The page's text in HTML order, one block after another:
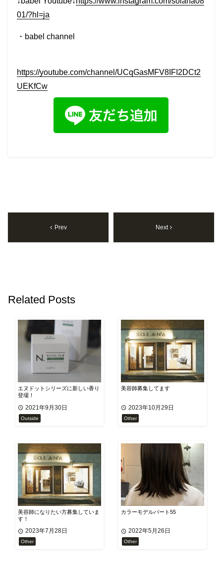
01/?hl=ja
・ babel channel
https://youtube.com/channel/UCqGasMFV8IFI2DCt2
UEKfCw
Prev Next
Related Posts
エヌドットシリーズに新しい香り
登場！
2021年9月30日
Outside
美容師募集してます
2023年10月29日
Other
美容師になりたい方募集していま
す！
2023年7月28日
Other
カラーモデルパート55
2022年5月26日
Other